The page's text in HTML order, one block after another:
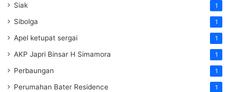
Siak 1
Sibolga 1
Apel ketupat sergai 1
AKP Japri Binsar H Simamora 1
Perbaungan 1
Perumahan Bater Residence 1